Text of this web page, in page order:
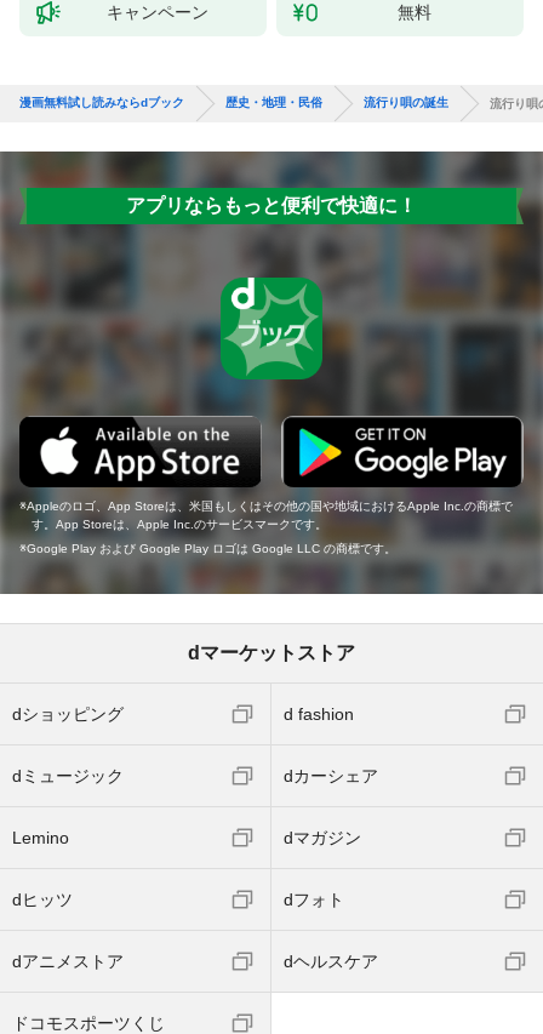
キャンペーン 無料
漫画無料試し読みならdブック 歴史・地理・民俗 流行り唄の誕生 流行り唄
アプリならもっと便利で快適に！
Appleのロゴ、App Storeは、米国もしくはその他の国や地域におけるApple Inc.の商標で
す。App Storeは、Apple Inc.のサービスマークです。
Google Play および Google Play ロゴは Google LLC の商標です。
dマーケットストア
dショッピング d fashion
dミュージック dカーシェア
Lemino dマガジン
dヒッツ dフォト
dアニメストア dヘルスケア
ドコモスポーツくじ